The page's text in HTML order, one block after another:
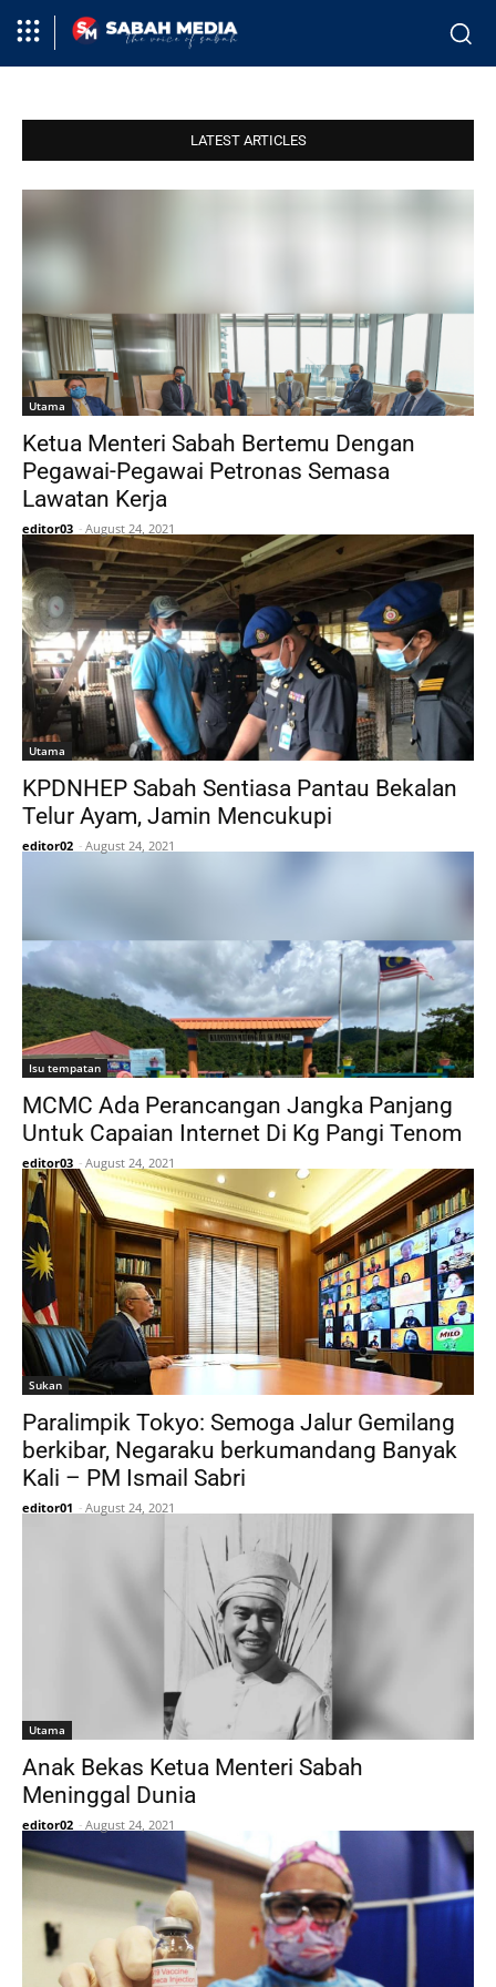
LATEST ARTICLES
Utama
Ketua Menteri Sabah Bertemu Dengan
Pegawai-Pegawai Petronas Semasa
Lawatan Kerja
editor03 - August 24, 2021
Utama
KPDNHEP Sabah Sentiasa Pantau Bekalan
Telur Ayam, Jamin Mencukupi
editor02 - August 24, 2021
Isu tempatan
MCMC Ada Perancangan Jangka Panjang
Untuk Capaian Internet Di Kg Pangi Tenom
editor03 - August 24, 2021
Sukan
Paralimpik Tokyo: Semoga Jalur Gemilang
berkibar, Negaraku berkumandang Banyak
Kali – PM Ismail Sabri
editor01 - August 24, 2021
Utama
Anak Bekas Ketua Menteri Sabah
Meninggal Dunia
editor02 - August 24, 2021